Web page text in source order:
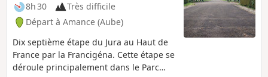
8h 30
Très difficile
Départ à Amance (Aube)
Dix septième étape du Jura au Haut de
France par la Francigéna. Cette étape se
déroule principalement dans le Parc